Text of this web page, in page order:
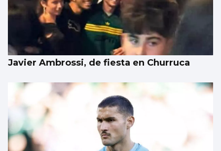
Javier Ambrossi, de fiesta en Churruca